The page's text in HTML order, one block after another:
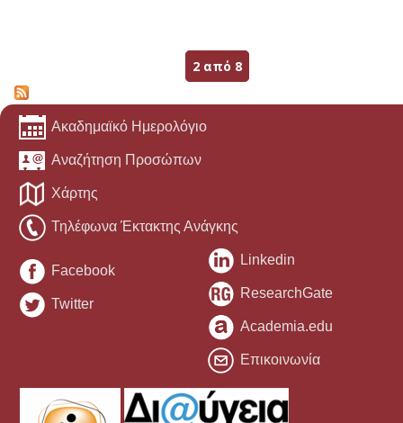
2 από 8
Ακαδημαϊκό Ημερολόγιο
Αναζήτηση Προσώπων
Χάρτης
Τηλέφωνα Έκτακτης Ανάγκης
Facebook
Twitter
Linkedin
ResearchGate
Academia.edu
Επικοινωνία